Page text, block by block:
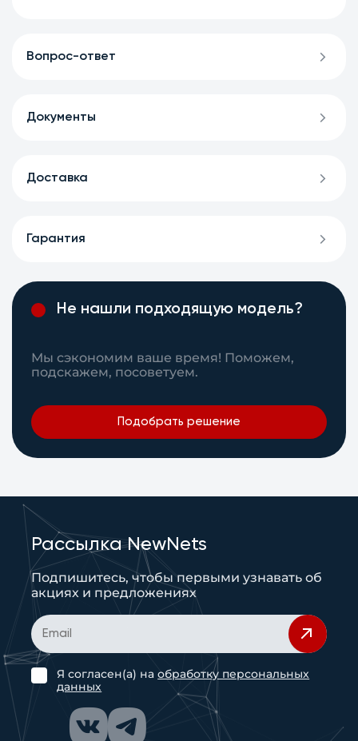
Вопрос-ответ
Документы
Доставка
Гарантия
Не нашли подходящую модель?
Мы сэкономим ваше время! Поможем,
подскажем, посоветуем.
Подобрать решение
Рассылка NewNets
Подпишитесь, чтобы первыми узнавать об
акциях и предложениях
Я согласен(а) наобработку персональных
данных